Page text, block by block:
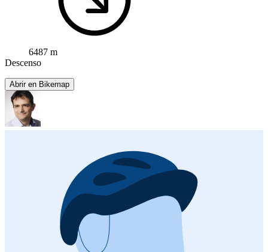
6487 m
Descenso
Abrir en Bikemap